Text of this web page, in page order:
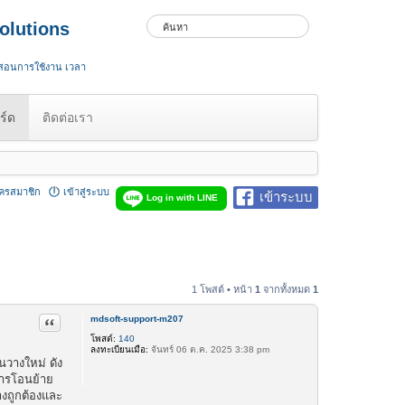
นการใช้งาน เวลา
ด ติดต่อเรา
เข้าระบบ
Log in with LINE
เข้าสู่ระบบ
รสมาชิก
1 โพสต์ • หน้า 1 จากทั้งหมด 1
mdsoft-support-m207
โพสต์: 140
ลงทะเบียนเมื่อ: จันทร์ 06 ต.ค. 2025 3:38 pm
อ้างคำพูด
วางใหม่ ดัง
รโอนย้าย
ถูกต้องและ